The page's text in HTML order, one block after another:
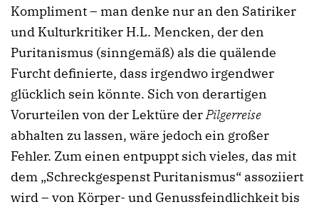
Kompliment – man denke nur an den Satiriker
und Kulturkritiker H.L. Mencken, der den
Puritanismus (sinngemäß) als die quälende
Furcht definierte, dass irgendwo irgendwer
glücklich sein könnte. Sich von derartigen
Vorurteilen von der Lektüre derPilgerreise
abhalten zu lassen, wäre jedoch ein großer
Fehler. Zum einen entpuppt sich vieles, das mit
dem „Schreckgespenst Puritanismus“ assoziiert
wird – von Körper- und Genussfeindlichkeit bis